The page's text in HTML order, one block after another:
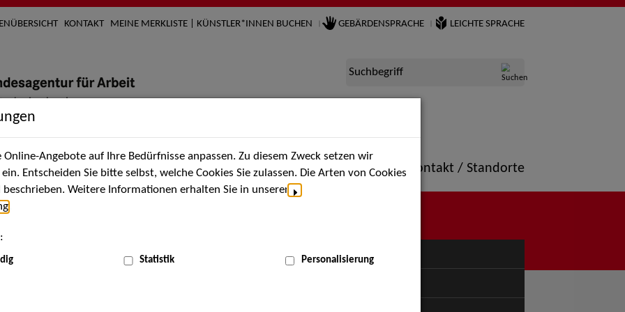
KONTAKT MEINE MERKLISTE | KÜNSTLER*INNEN BUCHEN GEBÄRDENSPRACHE LEICHTE SPRACHE
Suchbegriff
Künstler*innen Über uns Aktuelles Termine Portfolio Kontakt / Standorte
MENÜ
Angebote auf Ihre Bedürfnisse anpassen. Zu diesem Zweck setzen wir
Entscheiden Sie bitte selbst, welche Cookies Sie zulassen. Die Arten von Cookies
Weitere Informationen erhalten Sie in unserer
Statistik Personalisierung